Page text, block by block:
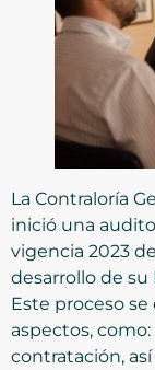
La Contraloría
inició una
vigencia 2023
desarrollo de su
Este proceso
aspectos,
contratación,